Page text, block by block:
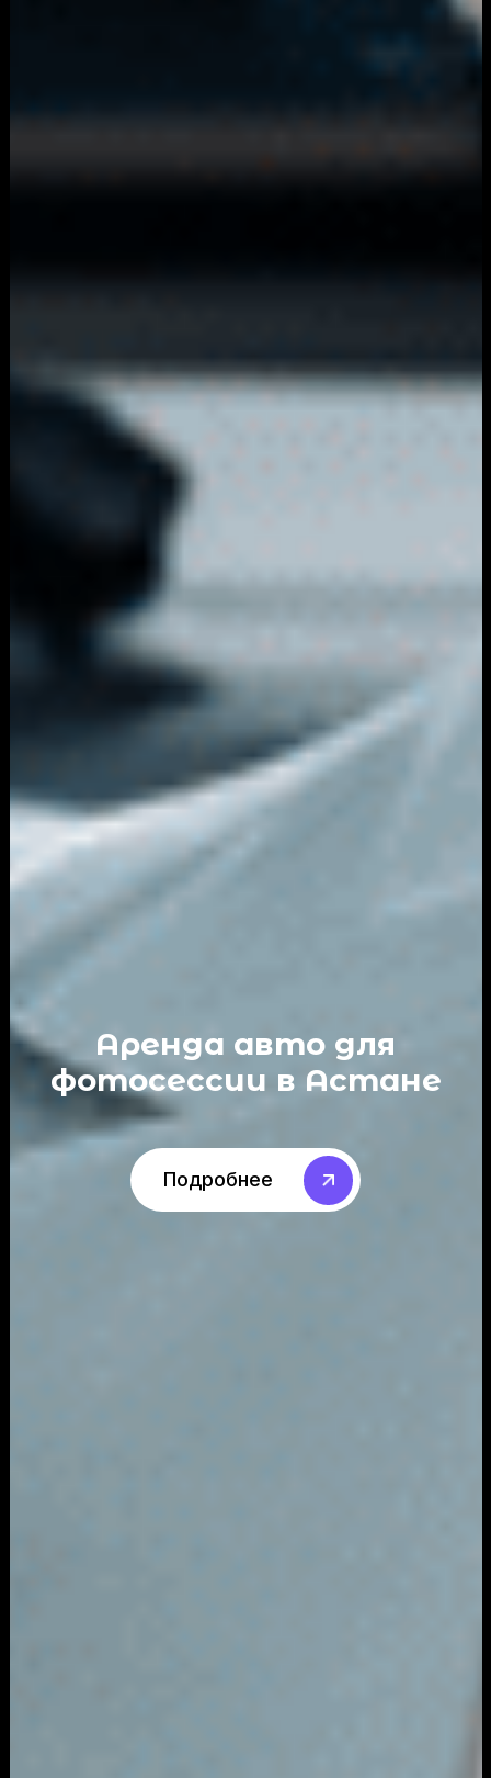
Аренда авто для
фотосессии в Астане
Подробнее